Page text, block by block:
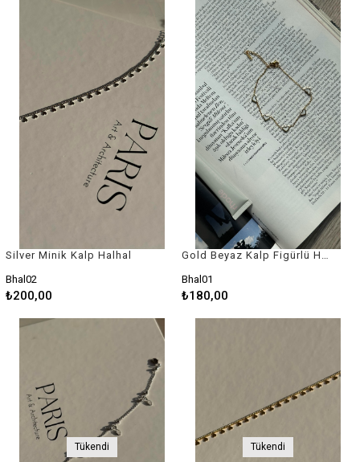
Silver Minik Kalp Halhal
Bhal02
₺200,00
Bhal01
₺180,00
Tükendi Tükendi